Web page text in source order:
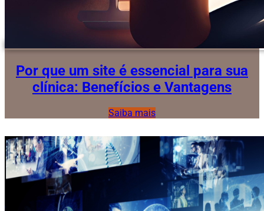
Por que um site é essencial para sua
clínica: Benefícios e Vantagens
Saiba mais